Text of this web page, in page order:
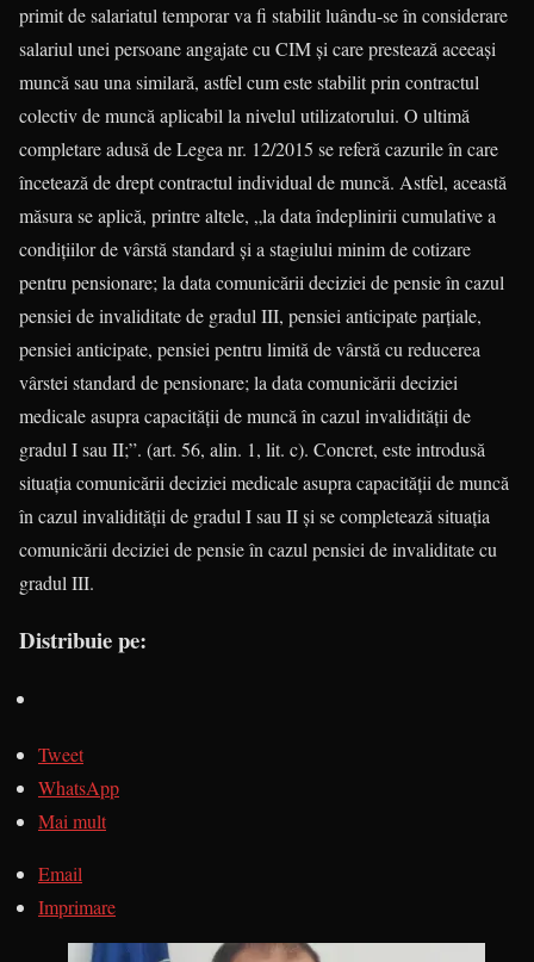
primit de salariatul temporar va fi stabilit luându-se în considerare
salariul unei persoane angajate cu CIM şi care prestează aceeaşi
muncă sau una similară, astfel cum este stabilit prin contractul
colectiv de muncă aplicabil la nivelul utilizatorului. O ultimă
completare adusă de Legea nr. 12/2015 se referă cazurile în care
încetează de drept contractul individual de muncă. Astfel, această
măsura se aplică, printre altele, „la data îndeplinirii cumulative a
condiţiilor de vârstă standard şi a stagiului minim de cotizare
pentru pensionare; la data comunicării deciziei de pensie în cazul
pensiei de invaliditate de gradul III, pensiei anticipate parţiale,
pensiei anticipate, pensiei pentru limită de vârstă cu reducerea
vârstei standard de pensionare; la data comunicării deciziei
medicale asupra capacităţii de muncă în cazul invalidităţii de
gradul I sau II;”. (art. 56, alin. 1, lit. c). Concret, este introdusă
situaţia comunicării deciziei medicale asupra capacităţii de muncă
în cazul invalidităţii de gradul I sau II şi se completează situaţia
comunicării deciziei de pensie în cazul pensiei de invaliditate cu
gradul III.
Distribuie pe:
Tweet
WhatsApp
Mai mult
Email
Imprimare